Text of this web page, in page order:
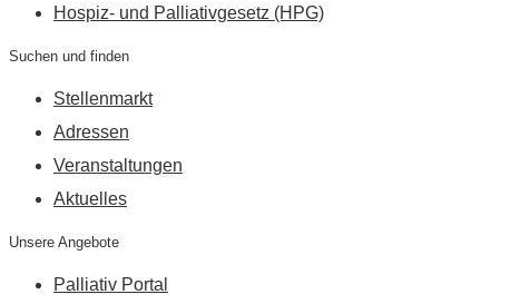
Hospiz- und Palliativgesetz (HPG)
Suchen und finden
Stellenmarkt
Adressen
Veranstaltungen
Aktuelles
Unsere Angebote
Palliativ Portal